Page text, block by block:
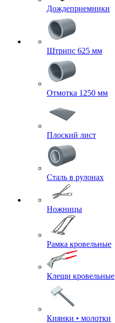
Дождеприемники
Штрипс 625 мм
Отмотка 1250 мм
Плоский лист
Сталь в рулонах
Ножницы
Рамка кровельные
Клещи кровельные
Киянки • молотки